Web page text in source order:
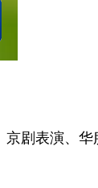
剧表演、华